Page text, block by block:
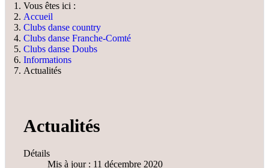
Vous êtes ici :
Accueil
Clubs danse country
Clubs danse Franche-Comté
Clubs danse Doubs
Informations
Actualités
Actualités
Détails
Mis à jour : 11 décembre 2020